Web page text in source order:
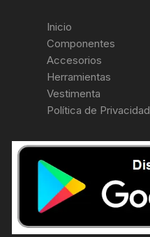
Inicio
Componentes
Accesorios
Herramientas
Vestimenta
Política de Privacidad